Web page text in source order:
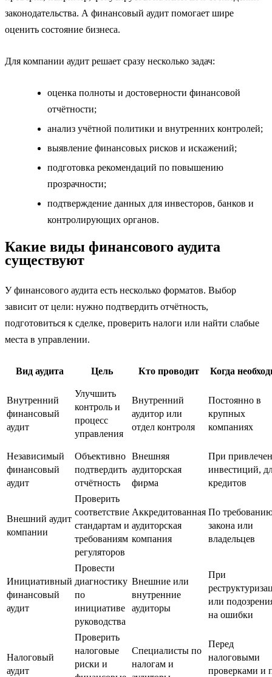
законодательства. А финансовый аудит помогает шире
оценить состояние бизнеса.
Для компании аудит решает сразу несколько задач:
оценка полноты и достоверности финансовой
отчётности;
анализ учётной политики и внутренних контролей;
выявление финансовых рисков и искажений;
подготовка рекомендаций по повышению
прозрачности;
подтверждение данных для инвесторов, банков и
контролирующих органов.
Какие виды финансового аудита
существуют
У финансового аудита есть несколько форматов. Выбор
зависит от цели: нужно подтвердить отчётность,
подготовиться к сделке, проверить налоги или найти слабые
места в управлении.
Вид аудита Цель Кто проводит Когда
Внутренний
финансовый
аудит
Улучшить
контроль и
процесс
управления
Внутренний
аудитор или
отдел контроля
Постоянно в
крупных
компаниях
Независимый
финансовый
аудит
Объективно
подтвердить
отчётность
Внешняя
аудиторская
фирма
При
инвестиций,
кредитов
Внешний аудит
компании
Проверить
соответствие
стандартам и
требованиям
регуляторов
Аккредитованная
аудиторская
компания
По
закона или
владельцев
Инициативный
финансовый
аудит
Провести
диагностику
по
инициативе
руководства
Внешние или
внутренние
аудиторы
При
или
на ошибки
Налоговый
аудит
Проверить
налоговые
риски и
Специалисты по
налогам и
Перед
налоговыми
проверками и